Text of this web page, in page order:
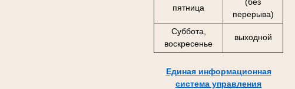
пятница
(без
перерыва)
Суббота,
воскресенье
выходной
Единая информационная
система управления